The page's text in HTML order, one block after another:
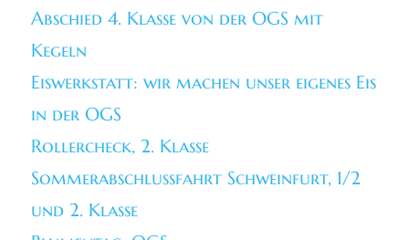
Abschied 4. Klasse von der OGS mit
Kegeln
Eiswerkstatt: wir machen unser eigenes Eis
in der OGS
Rollercheck, 2. Klasse
Sommerabschlussfahrt Schweinfurt, 1/2
und 2. Klasse